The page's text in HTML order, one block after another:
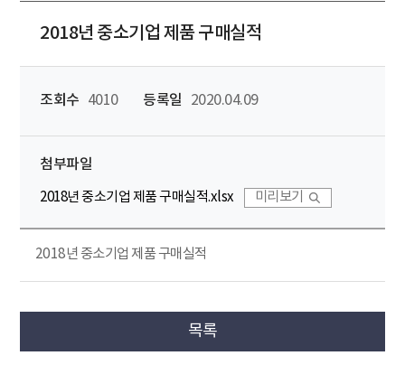
2018년 중소기업 제품 구매실적
조회수 4010 등록일 2020.04.09
첨부파일
2018년 중소기업 제품 구매실적.xlsx 미리보기
2018년 중소기업 제품 구매실적
목록